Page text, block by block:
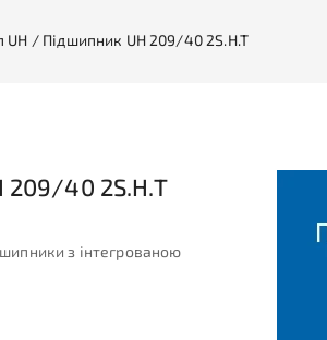
UH / Підшипник UH 209/40 2S.H.T
209/40 2S.H.T
з інтегрованою